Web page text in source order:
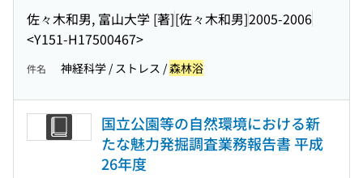
佐々木和男, 富山大学 [著][佐々木和男]2005-2006
<Y151-H17500467>
件名 神経科学 / ストレス /森林浴
国立公園等の自然環境における新
たな魅力発掘調査業務報告書 平成
26年度